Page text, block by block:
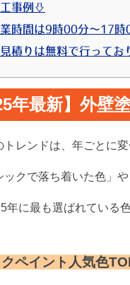
事例⇩
時間は9時00分～17
年最新】外壁
レンドは、年ごとに変
ックで落ち着いた色」
年に最も選ばれている
ペイント人気色